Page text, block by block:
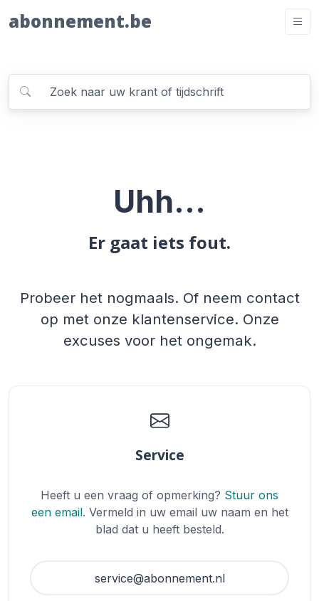
abonnement.be
Uhh...
Er gaat iets fout.
Probeer het nogmaals. Of neem contact
op met onze klantenservice. Onze
excuses voor het ongemak.
Service
Heeft u een vraag of opmerking? Stuur ons
een email. Vermeld in uw email uw naam en het
blad dat u heeft besteld.
service@abonnement.nl